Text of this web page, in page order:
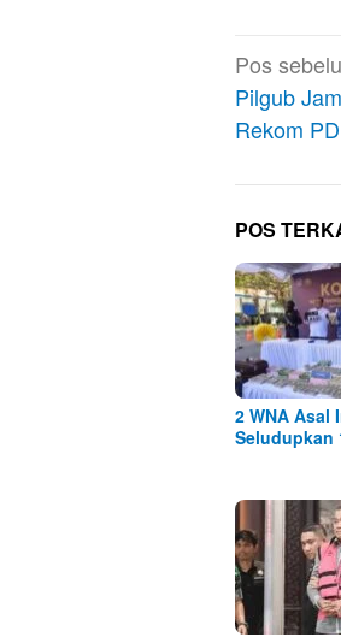
pos
Pos
Pilgub
Rekom
POS
2 WNA Asal
Seludupkan